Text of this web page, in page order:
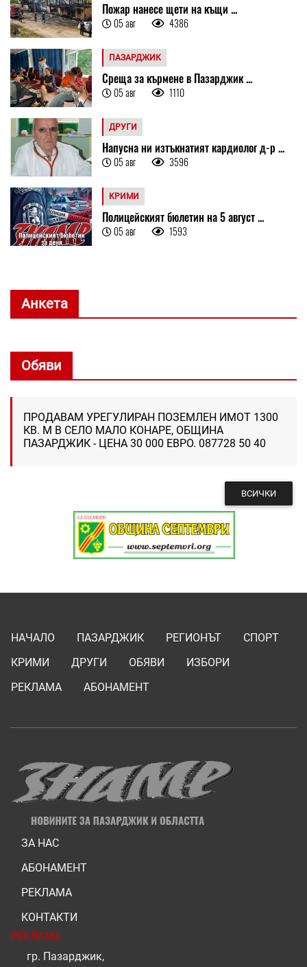
Пожар нанесе щети на къщи ...
05 авг 4386
ПАЗАРДЖИК
Среща за кърмене в Пазарджик ...
05 авг 1110
ДРУГИ
Напусна ни изтъкнатият кардиолог д-р ...
05 авг 3596
КРИМИ
Полицейският бюлетин на 5 август ...
05 авг 1593
Анкета
Обяви
ПРОДАВАМ УРЕГУЛИРАН ПОЗЕМЛЕН ИМОТ 1300
КВ. М В СЕЛО МАЛО КОНАРЕ, ОБЩИНА
ПАЗАРДЖИК - ЦЕНА 30 000 ЕВРО. 087728 50 40
ВСИЧКИ
НАЧАЛО ПАЗАРДЖИК РЕГИОНЪТ
СПОРТ
КРИМИ
ДРУГИ ОБЯВИ
ИЗБОРИ
РЕКЛАМА
АБОНАМЕНТ
ЗА НАС
АБОНАМЕНТ
РЕКЛАМА
КОНТАКТИ
РЕКЛАМА
гр. Пазарджик,